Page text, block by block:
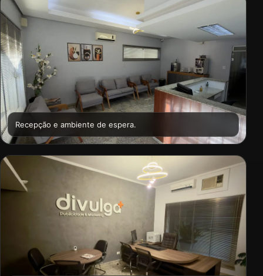
Recepção e ambiente de espera.